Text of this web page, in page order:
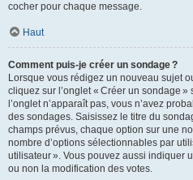
cocher pour chaque message.
Haut
Comment puis-je créer un sondage ?
Lorsque vous rédigez un nouveau sujet
cliquez sur l’onglet « Créer un sondage
l’onglet n’apparaît pas, vous n’avez
des sondages. Saisissez le titre du
champs prévus, chaque option sur une
nombre d’options sélectionnables par
utilisateur ». Vous pouvez aussi indiquer
ou non la modification des votes.